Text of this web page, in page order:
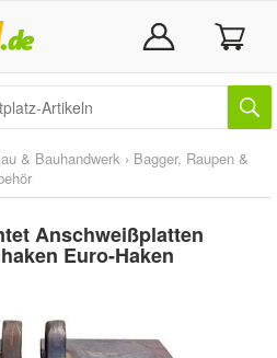
& Bauhandwerk › Bagger, Raupen &
Anschweißplatten
Euro-Haken